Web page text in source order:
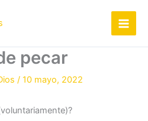
pecar
/ 10 mayo, 2022